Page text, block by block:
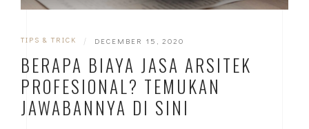
TIPS & TRICK | DECEMBER 15, 2020
BERAPA BIAYA JASA ARSITEK
PROFESIONAL? TEMUKAN
JAWABANNYA DI SINI